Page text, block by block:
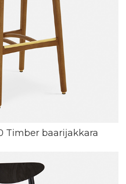
Timber baarijakkara